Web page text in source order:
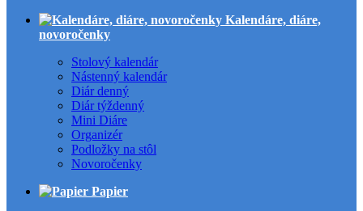
Kalendáre, diáre,
novoročenky
Stolový kalendár
Nástenný kalendár
Diár denný
Diár týždenný
Mini Diáre
Organizér
Podložky na stôl
Novoročenky
Papier